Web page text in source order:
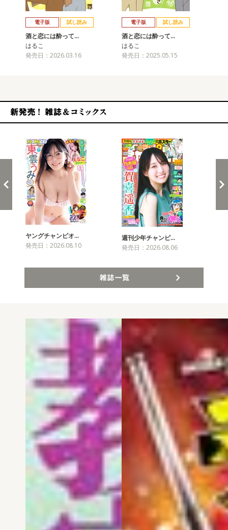
電子版 試し読み
酒と恋には酔って…
はるこ
発売日：2026.03.16
電子版 試し読み
酒と恋には酔って…
はるこ
発売日：2025.05.15
ヤングチャンピオ…
発売日：2026.08.10
週刊少年チャンピ…
発売日：2026.08.06